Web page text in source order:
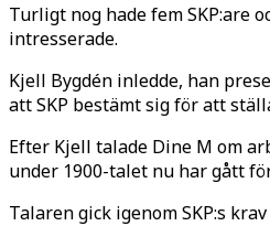
Turligt nog hade fem SKP:are
intresserade.
Kjell Bygdén inledde, han
att SKP bestämt sig för att
Efter Kjell talade Dine M om
under 1900-talet nu har gått
Talaren gick igenom SKP:s